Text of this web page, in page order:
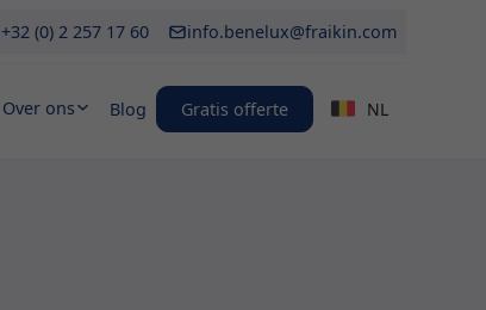
+32 (0) 2 257 17 60 info.benelux@fraikin.com
Over ons Blog Gratis offerte NL